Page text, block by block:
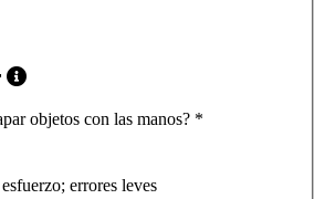
objetos con las manos? *
errores leves